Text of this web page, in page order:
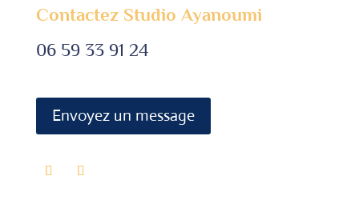
Contactez Studio Ayanoumi
06 59 33 91 24
Envoyez un message